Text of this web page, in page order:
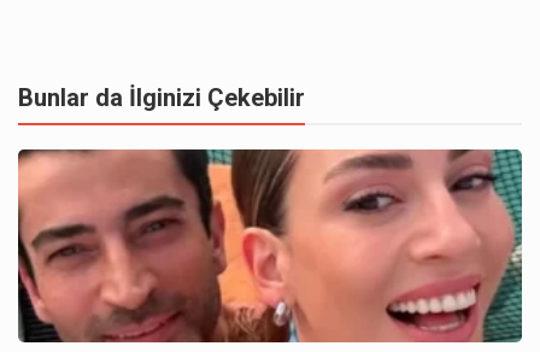
Bunlar da İlginizi Çekebilir